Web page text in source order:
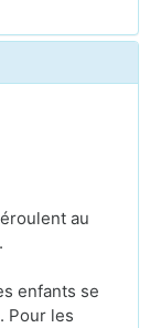
au
enfants se
Pour les